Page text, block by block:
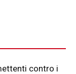
contro i